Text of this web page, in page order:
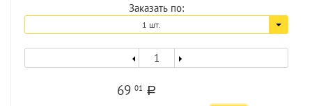
Заказать по:
1 шт.
6901 a